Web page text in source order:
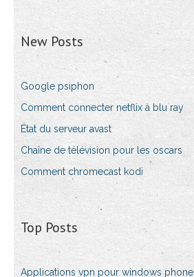
New Posts
Google psiphon
Comment connecter netflix à blu ray
État du serveur avast
Chaîne de télévision pour les oscars
Comment chromecast kodi
Top Posts
Applications vpn pour windows phone